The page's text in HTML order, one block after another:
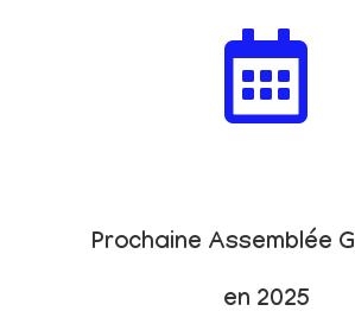
Prochaine Assemblée
en 2025